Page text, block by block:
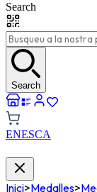
Search
Search
ENESCA
Inici>Medalles>